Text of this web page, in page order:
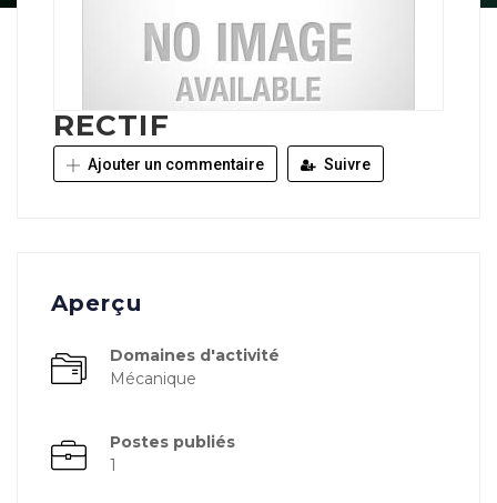
RECTIF
Ajouter un commentaire Suivre
Aperçu
Domaines d'activité
Mécanique
Postes publiés
1